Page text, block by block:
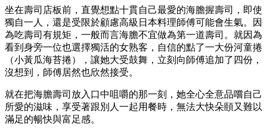
坐在壽司店板前，直覺想點十貫自己最愛的海膽握壽司，即使
獨自一人，還是受限於顧慮高級日本料理師傅可能會生氣。因
為吃壽司有規矩，一般而言海膽不宜做為第一道壽司。就因為
看到身旁一位也選擇獨活的女熟客，自信的點了一大份河童捲
（小黃瓜海苔捲），讓她大受鼓舞，立刻向師傅追加了四份，
沒想到，師傅居然也欣然接受。
就在把海膽壽司放入口中咀嚼的那一刻，她全心全意品嚐自己
所愛的滋味，享受著跟別人一起用餐時，無法大快朵頤又難以
滿足的暢快與富足感。